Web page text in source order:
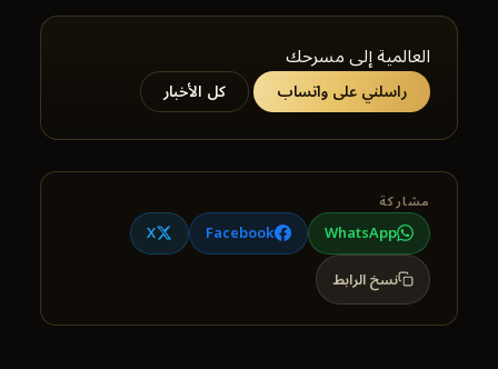
العالمية إلى مسرحك
راسلني على واتساب كل الأخبار
مشاركة
WhatsApp
Facebook
X
نسخ الرابط